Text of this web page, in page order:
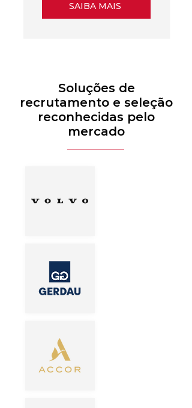
SAIBA MAIS
Soluções de
recrutamento e seleção
reconhecidas pelo
mercado